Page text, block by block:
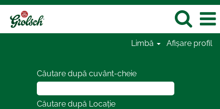
Limbă Afișare profil
Căutare după cuvânt-cheie
Căutare după Locație